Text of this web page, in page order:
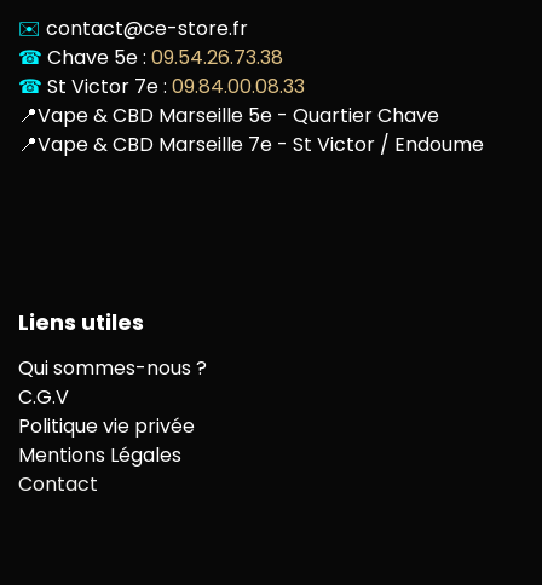
✉️ contact@ce-store.fr
☎ Chave 5e : 09.54.26.73.38
☎ St Victor 7e : 09.84.00.08.33
📍Vape & CBD Marseille 5e - Quartier Chave
📍Vape & CBD Marseille 7e - St Victor / Endoume
Liens utiles
Qui sommes-nous ?
C.G.V
Politique vie privée
Mentions Légales
Contact